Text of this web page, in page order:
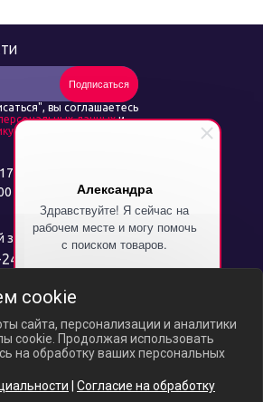
Александра
Здравствуйте! Я сейчас на
рабочем месте и могу помочь
с поиском товаров.
расскажу как получить скидку
14
исключительно информационный характер и
курса российского рубля цены на
уточняйте актуальные цены у
Подписаться
вы соглашаетесь
данныхи
конфиденциальности
cookie
сайта, персонализации и аналитики
cookie. Продолжая использовать
на обработку ваших персональных
Согласие на обработку